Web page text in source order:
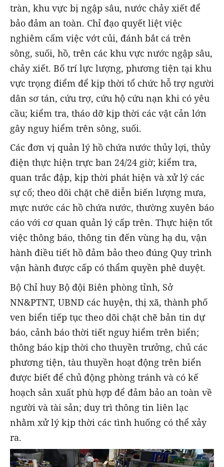
tràn, khu vực bị ngập sâu, nước chảy xiết để
bảo đảm an toàn. Chỉ đạo quyết liệt việc
nghiêm cấm việc vớt củi, đánh bắt cá trên
sông, suối, hồ, trên các khu vực nước ngập sâu,
chảy xiết. Bố trí lực lượng, phương tiện tại khu
vực trọng điểm để kịp thời tổ chức hỗ trợ người
dân sơ tán, cứu trợ, cứu hộ cứu nạn khi có yêu
cầu; kiểm tra, tháo dỡ kịp thời các vật cản lớn
gây nguy hiểm trên sông, suối.
Các đơn vị quản lý hồ chứa nước thủy lợi, thủy
điện thực hiện trực ban 24/24 giờ; kiểm tra,
quan trắc đập, kịp thời phát hiện và xử lý các
sự cố; theo dõi chặt chẽ diễn biến lượng mưa,
mực nước các hồ chứa nước, thường xuyên báo
cáo với cơ quan quản lý cấp trên. Thực hiện tốt
việc thông báo, thông tin đến vùng hạ du, vận
hành điều tiết hồ đảm bảo theo đúng Quy trình
vận hành được cấp có thẩm quyền phê duyệt.
Bộ Chỉ huy Bộ đội Biên phòng tỉnh, Sở
NN&PTNT, UBND các huyện, thị xã, thành phố
ven biển tiếp tục theo dõi chặt chẽ bản tin dự
báo, cảnh báo thời tiết nguy hiểm trên biển;
thông báo kịp thời cho thuyền trưởng, chủ các
phương tiện, tàu thuyền hoạt động trên biển
được biết để chủ động phòng tránh và có kế
hoạch sản xuất phù hợp để đảm bảo an toàn về
người và tài sản; duy trì thông tin liên lạc
nhằm xử lý kịp thời các tình huống có thể xảy
ra.